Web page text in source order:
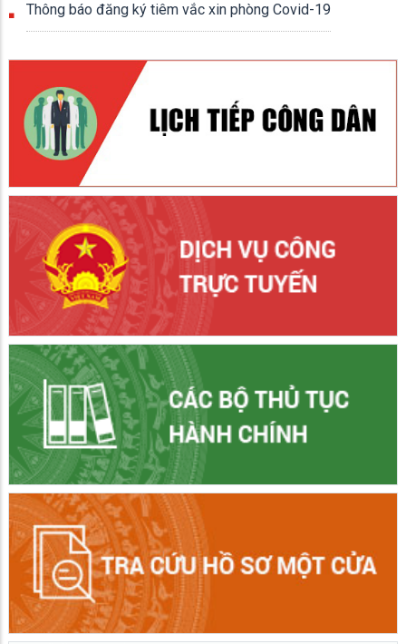
Thông báo đăng ký tiêm vắc xin phòng Covid-19